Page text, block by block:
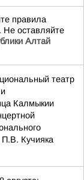
правила
Не оставляйте
Алтай
театр
Калмыкии
П.В. Кучияка